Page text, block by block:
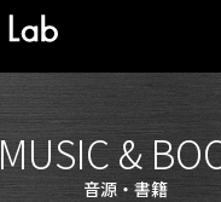
MUSIC &
音源・書籍